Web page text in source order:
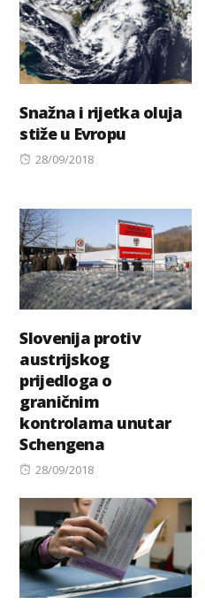
Snažna i rijetka oluja
stiže u Evropu
Posted
28/09/2018
Slovenija protiv
austrijskog
prijedloga o
graničnim
kontrolama unutar
Schengena
Posted
28/09/2018